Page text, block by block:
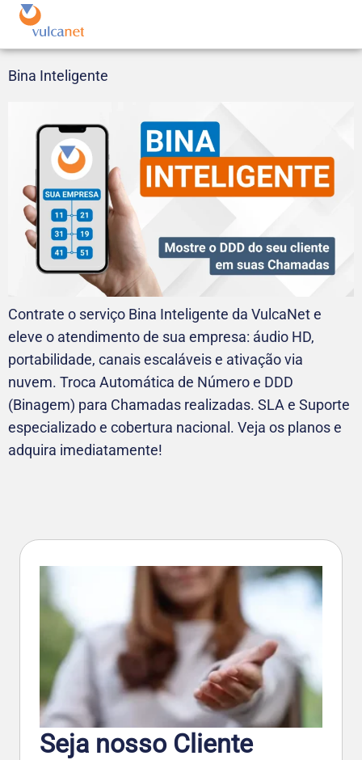
Bina Inteligente
Contrate o serviço Bina Inteligente da VulcaNet e
eleve o atendimento de sua empresa: áudio HD,
portabilidade, canais escaláveis e ativação via
nuvem. Troca Automática de Número e DDD
(Binagem) para Chamadas realizadas. SLA e Suporte
especializado e cobertura nacional. Veja os planos e
adquira imediatamente!
Seja nosso Cliente